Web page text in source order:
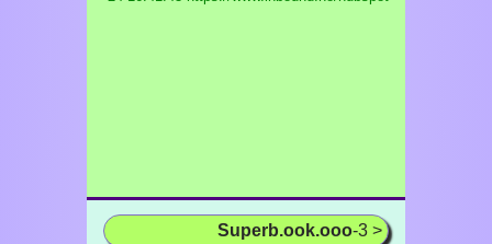
Superb.ook.ooo-3 >